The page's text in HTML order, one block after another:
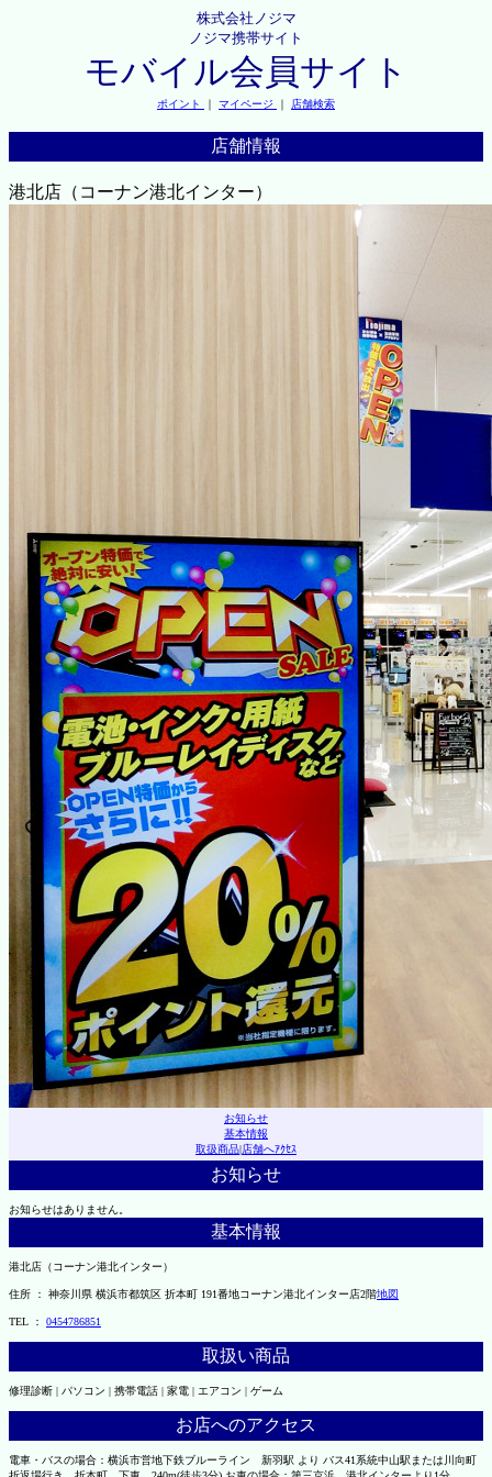
株式会社ノジマ
ノジマ携帯サイト
モバイル会員サイト
ポイント ｜ マイページ ｜ 店舗検索
店舗情報
港北店（コーナン港北インター）
お知らせ
基本情報
取扱商品|店舗へｱｸｾｽ
お知らせ
お知らせはありません。
基本情報
港北店（コーナン港北インター）
住所 ： 神奈川県 横浜市都筑区 折本町 191番地コーナン港北インター店2階地図
TEL ： 0454786851
取扱い商品
修理診断 | パソコン | 携帯電話 | 家電 | エアコン | ゲーム
お店へのアクセス
電車・バスの場合：横浜市営地下鉄ブルーライン 新羽駅 より バス41系統中山駅または川向町